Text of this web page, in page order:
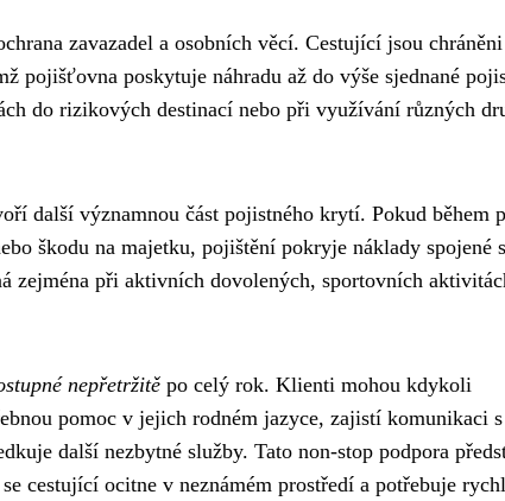
zavazadel a osobních věcí. Cestující jsou
pojišťovna poskytuje náhradu až do výše sjednané
do rizikových destinací nebo při využívání různých
další významnou část pojistného krytí. Pokud během
škodu na majetku, pojištění pokryje náklady spojené s
zejména při aktivních dovolených, sportovních
nepřetržitě po celý rok. Klienti mohou kdykoli
pomoc v jejich rodném jazyce, zajistí komunikaci s
další nezbytné služby. Tato non-stop podpora
cestující ocitne v neznámém prostředí a potřebuje